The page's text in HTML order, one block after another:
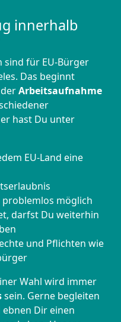
innerhalb
sind für EU-Bürger
Das beginnt
Arbeitsaufnahme
hast Du unter
EU-Land eine
möglich
darfst Du weiterhin
und Pflichten wie
Wahl wird immer
sein. Gerne begleiten
Dir einen